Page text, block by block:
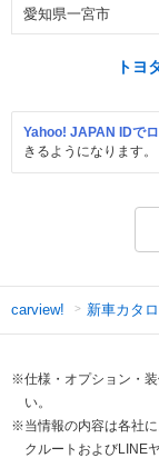
愛知県一宮市
トヨ
Yahoo! JAPAN IDで
きるようになります。
carview! 新車カタ
※仕様・オプション・
い。
※当情報の内容は各社
クルートおよびLINE